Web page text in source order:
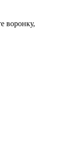
воронку,